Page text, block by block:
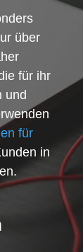
über
für ihr
und
für
in